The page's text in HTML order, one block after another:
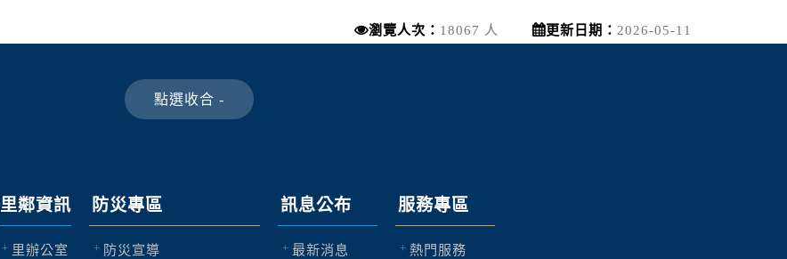
瀏覽人次： 18067 人 更新日期： 2026-05-11
里鄰資訊
里辦公室
防災專區
防災宣導
訊息公布
最新消息
服務專區
熱門服務